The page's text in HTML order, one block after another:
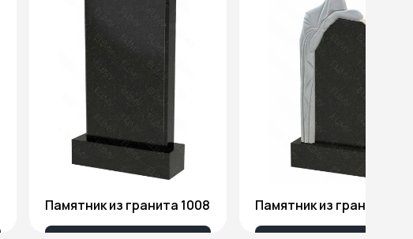
Памятник из гранита 1008